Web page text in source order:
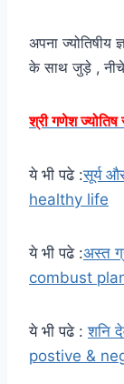
अपना ज्योतिषीय
के साथ जुड़े ,
श्री गणेश ज्योतिष
ये भी पढे :सूर्य
healthy life
ये भी पढे :अस्त
combust
ये भी पढे :शनि
postive &